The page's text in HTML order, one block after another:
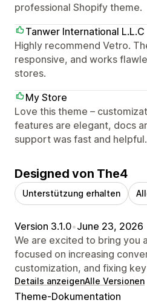
professional Shopify theme.
Tanwer International L.L.C
Highly recommend Vetro.
responsive, and works
stores.
My Store
Love this theme –
features are elegant, docs
support was fast and
Designed von The4
Unterstützung erhalten
Version 3.1.0•June 23, 2026
We are excited to bring you
focused on increasing
customization, and fixing key
Details anzeigenAlle Versionen
Theme-Dokumentation